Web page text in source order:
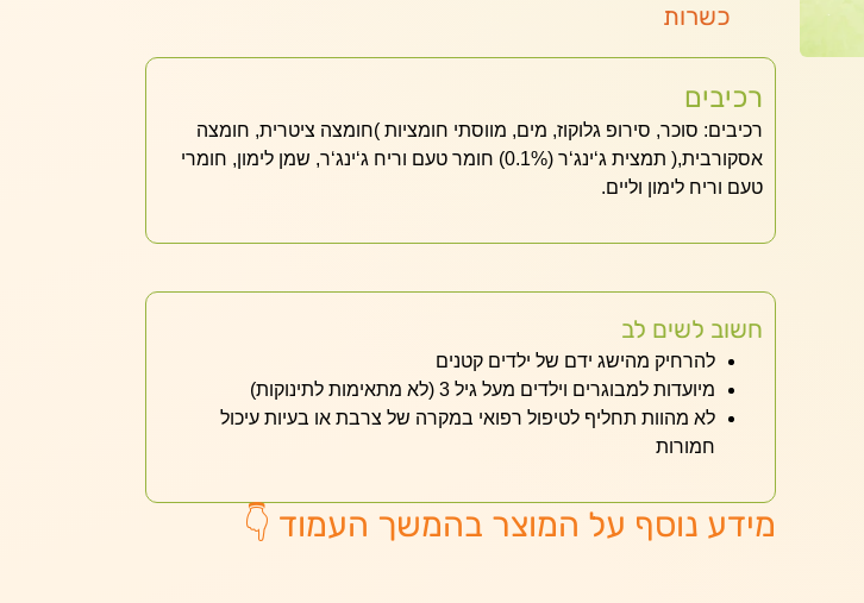
כשרות
רכיבים
רכיבים: סוכר, סירופ גלוקוז, מים, מווסתי חומציות )חומצה ציטרית, חומצה
אסקורבית,( תמצית ג‘ינג‘ר (0.1%) חומר טעם וריח ג‘ינג‘ר, שמן לימון, חומרי
טעם וריח לימון וליים.
חשוב לשים לב
להרחיק מהישג ידם של ילדים קטנים
מיועדות למבוגרים וילדים מעל גיל 3 (לא מתאימות לתינוקות)
לא מהוות תחליף לטיפול רפואי במקרה של צרבת או בעיות עיכול
חמורות
מידע נוסף על המוצר בהמשך העמוד 👇